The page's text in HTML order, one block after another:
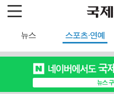
뉴스 스포츠·연예